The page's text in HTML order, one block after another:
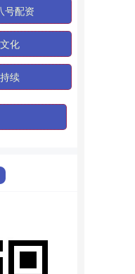
号配资
文化
持续